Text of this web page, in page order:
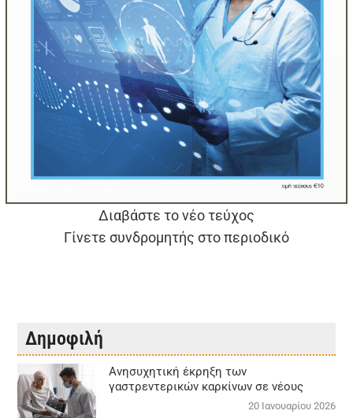
Διαβάστε το νέο τεύχος
Γίνετε συνδρομητής στο περιοδικό
Δημοφιλή
Aνησυχητική έκρηξη των
γαστρεντερικών καρκίνων σε νέους
20 Ιανουαρίου 2026